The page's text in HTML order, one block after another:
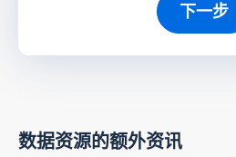
下一步
数据资源的额外资讯